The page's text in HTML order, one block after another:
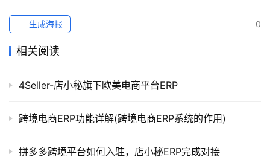
0
生成海报
相关阅读
4Seller-店小秘旗下欧美电商平台ERP
跨境电商ERP功能详解(跨境电商ERP系统的作用)
拼多多跨境平台如何入驻，店小秘ERP完成对接